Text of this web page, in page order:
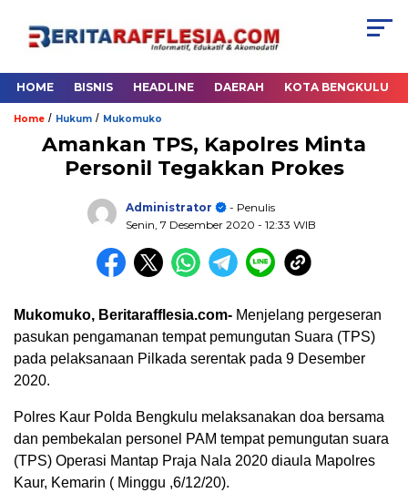
HOME BISNIS HEADLINE DAERAH KOTA BENGKULU
Home / Hukum / Mukomuko
Amankan TPS, Kapolres Minta
Personil Tegakkan Prokes
Administrator
- Penulis
Senin, 7 Desember 2020 - 12:33 WIB
Mukomuko, Beritarafflesia.com- Menjelang pergeseran
pasukan pengamanan tempat pemungutan Suara (TPS)
pada pelaksanaan Pilkada serentak pada 9 Desember
2020.
Polres Kaur Polda Bengkulu melaksanakan doa bersama
dan pembekalan personel PAM tempat pemungutan suara
(TPS) Operasi Mantap Praja Nala 2020 diaula Mapolres
Kaur, Kemarin ( Minggu ,6/12/20).